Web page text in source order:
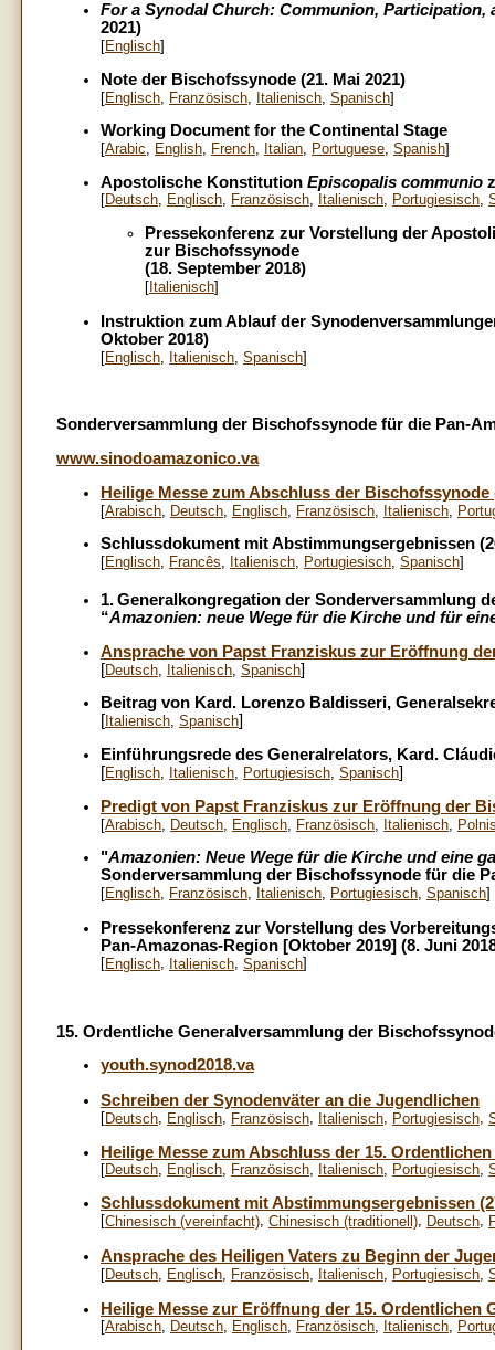
For a Synodal Church: Communion,
2021)
[Englisch]
Note der Bischofssynode (21. Mai 2021)
[Englisch Französisch Italienisch Spanisch]
Working Document for the Continental Stage
[Arabic, English, French, Italian, Portuguese, Spanish]
Apostolische Konstitution Episcopalis communio
[Deutsch, Englisch, Französisch, Italienisch, Portugiesisch,
Pressekonferenz zur Vorstellung der
zur Bischofssynode
(18. September 2018)
[ Italienisch]
Instruktion zum Ablauf der
Oktober 2018)
[Englisch, Italienisch, Spanisch]
Sonderversammlung der Bischofssynode für die Pan-
www.sinodoamazonico.va
Heilige Messe zum Abschluss der Bischofssynode
[Arabisch Deutsch Englisch Französisch Italienisch
Schlussdokument mit Abstimmungsergebnissen
[Englisch, Francês, Italienisch, Portugiesisch, Spanisch]
1.Generalkongregation der Sonderversammlung
“Amazonien: neue Wege für die Kirche und für
Ansprache von Papst Franziskus zur Eröffnung
[Deutsch Italienisch Spanisch]
Beitrag von Kard. Lorenzo Baldisseri,
[ Italienisch, Spanisch]
Einführungsrede des Generalrelators, Kard.
[Englisch Italienisch Portugiesisch Spanisch]
Predigt von Papst Franziskus zur Eröffnung der
[Arabisch Deutsch Englisch Französisch Italienisch
"Amazonien: Neue Wege für die Kirche und eine
Sonderversammlung der Bischofssynode für die
[Englisch, Französisch, Italienisch, Portugiesisch, Spanisch]
Pressekonferenz zur Vorstellung des
Pan-Amazonas-Region [Oktober 2019] (8. Juni
[Englisch, Italienisch, Spanisch]
15. Ordentliche Generalversammlung der
youth.synod2018.va
Schreiben der Synodenväter an die Jugendlichen
[Deutsch, Englisch, Französisch, Italienisch, Portugiesisch,
Heilige Messe zum Abschluss der 15.
[Deutsch Englisch Französisch Italienisch Portugiesisch
Schlussdokument mit Abstimmungsergebnissen
[Chinesisch (vereinfacht), Chinesisch (traditionell), Deutsch,
Ansprache des Heiligen Vaters zu Beginn der
[Deutsch Englisch Französisch Italienisch Portugiesisch
Heilige Messe zur Eröffnung der 15. Ordentlichen
[Arabisch Deutsch Englisch Französisch Italienisch